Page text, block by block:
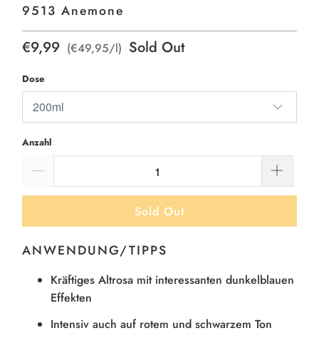
9513 Anemone
€9,99 (€49,95/l) Sold Out
Dose
Anzahl
Sold Out
ANWENDUNG/TIPPS
Kräftiges Altrosa mit interessanten dunkelblauen
Effekten
Intensiv auch auf rotem und schwarzem Ton